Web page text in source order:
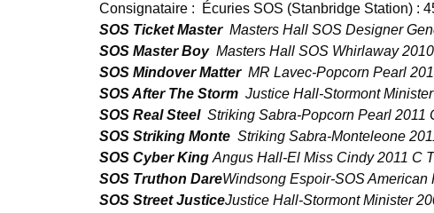
Consignataire :
Écuries SOS (Stanbridge Station) :
SOS Ticket Master Masters Hall SOS Designer
SOS Master Boy Masters Hall SOS Whirlaway
SOS Mindover Matter MR Lavec-Popcorn Pearl
SOS After The Storm Justice Hall-Stormont
SOS Real Steel Striking Sabra-Popcorn Pearl 2011
SOS Striking Monte Striking Sabra-Monteleone
SOS Cyber King Angus Hall-El Miss Cindy 2011 C
SOS Truthon DareWindsong Espoir-SOS American
SOS Street JusticeJustice Hall-Stormont Minister